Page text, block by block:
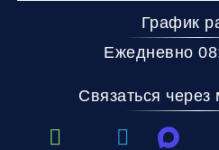
График
Ежедневно
Связаться